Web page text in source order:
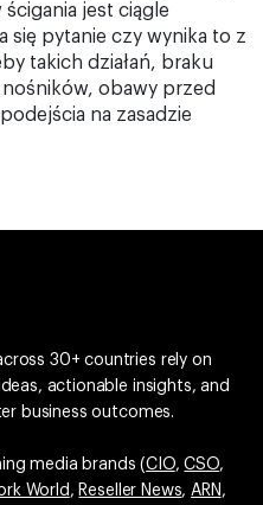
jest ciągle
się pytanie czy wynika to z
takich działań, braku
obawy przed
na zasadzie
30+ countries rely on
actionable insights, and
business outcomes.
media brands (CIO,CSO,
World , Reseller News,ARN ,